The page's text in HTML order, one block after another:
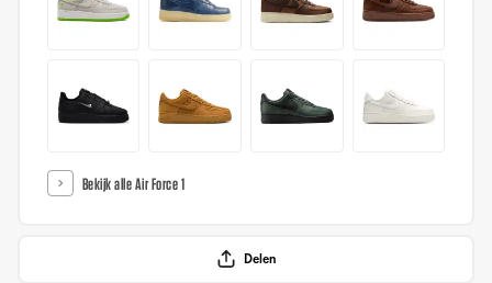
Bekijk alle Air Force 1
Delen